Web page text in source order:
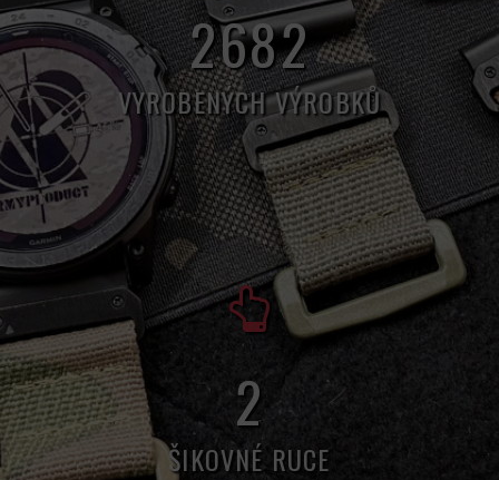
8427
VYROBENÝCH VÝROBKŮ
5
ŠIKOVNÉ RUCE